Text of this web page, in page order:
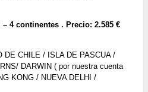
4 continentes . Precio: 2.585 €
DE CHILE / ISLA DE PASCUA /
DARWIN ( por nuestra cuenta
KONG / NUEVA DELHI /